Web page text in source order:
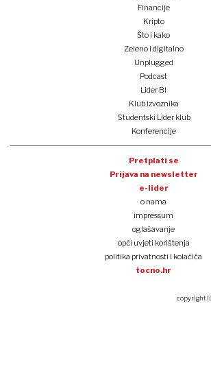
Financije
Kripto
Što i kako
Zeleno i digitalno
Unplugged
Podcast
Lider BI
Klub izvoznika
Studentski Lider klub
Konferencije
Pretplati se
Prijava na newsletter
e-lider
o nama
impressum
oglašavanje
opći uvjeti korištenja
politika privatnosti i kolačića
tocno.hr
copyright